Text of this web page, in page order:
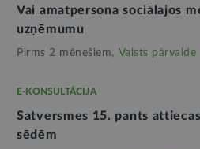
Vai amatpersona sociālajos
uzņēmumu
Pirms 2 mēnešiem, Valsts pārvalde
E-KONSULTĀCIJA
Satversmes 15. pants
sēdēm